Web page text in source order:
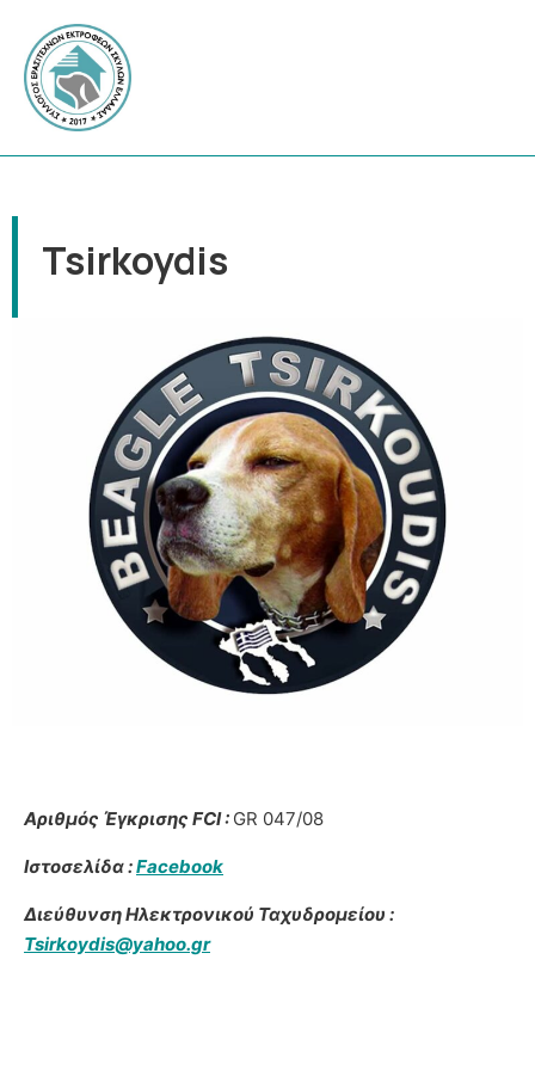
Tsirkoydis
Αριθμός Έγκρισης FCI : GR 047/08
Ιστοσελίδα :Facebook
Διεύθυνση Ηλεκτρονικού Ταχυδρομείου :
Tsirkoydis@yahoo.gr